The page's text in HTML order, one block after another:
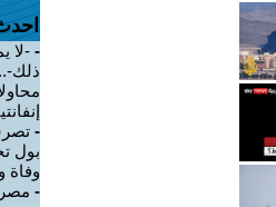
- -لا
ذلك-..
-
بول
وفاة
-